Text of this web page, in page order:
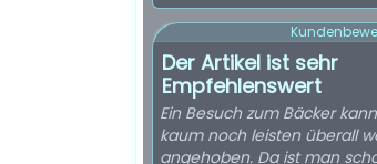
Der Artikel ist sehr
Empfehlenswert
Ein Besuch zum Bäcker
kaum noch leisten überall
angehoben. Da ist man